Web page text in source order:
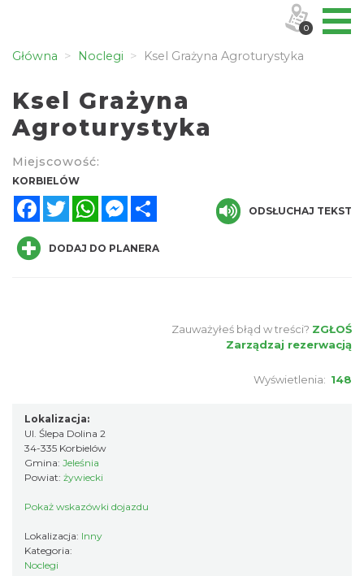
Główna Noclegi Ksel Grażyna Agroturystyka
Ksel Grażyna
Agroturystyka
Miejscowość:
KORBIELÓW
FacebookTwitterWhatsAppMessenger
ODSŁUCHAJ TEKST
DODAJ DO PLANERA
Zauważyłeś błąd w treści? ZGŁOŚ
Zarządzaj rezerwacją
Wyświetlenia: 148
Lokalizacja:
Ul. Ślepa Dolina 2
34-335 Korbielów
Gmina: Jeleśnia
Powiat: żywiecki
Pokaż wskazówki dojazdu
Lokalizacja: Inny
Kategoria:
Noclegi
0